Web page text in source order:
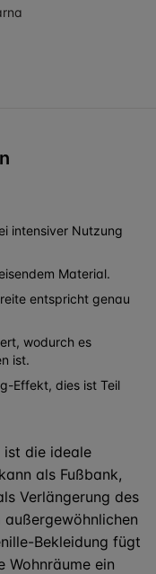
intensiver Nutzung
Material.
entspricht genau
wodurch es
ist.
Effekt, dies ist Teil
die ideale
als Fußbank,
Verlängerung des
Bekleidung fügt
Wohnräume ein